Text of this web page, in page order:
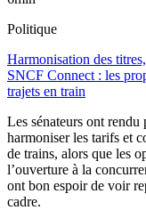
Politique
Harmonisation des
SNCF Connect : les
trajets en train
Les sénateurs ont
harmoniser les tarifs et
de trains, alors que les
l’ouverture à la
ont bon espoir de voir
cadre.